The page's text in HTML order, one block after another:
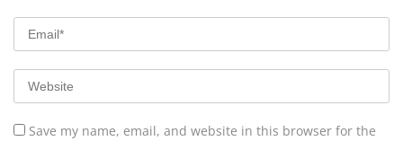
Save my name, email, and website in this browser for the